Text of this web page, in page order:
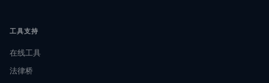
工具支持
在线工具
法律桥